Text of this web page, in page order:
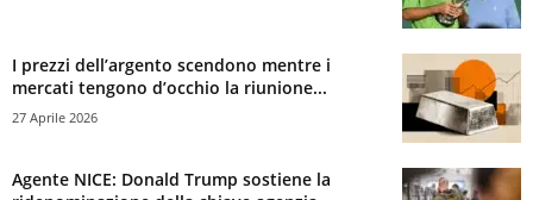
I prezzi dell’argento scendono mentre i
mercati tengono d’occhio la riunione...
27 Aprile 2026
Agente NICE: Donald Trump sostiene la